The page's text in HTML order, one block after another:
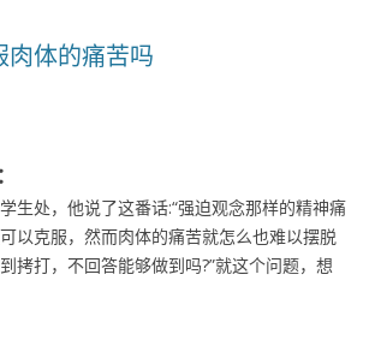
肉体的痛苦吗
生处，他说了这番话:“强迫观念那样的精神痛
以克服，然而肉体的痛苦就怎么也难以摆脱
拷打，不回答能够做到吗?”就这个问题，想